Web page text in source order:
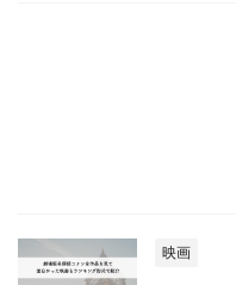
映画